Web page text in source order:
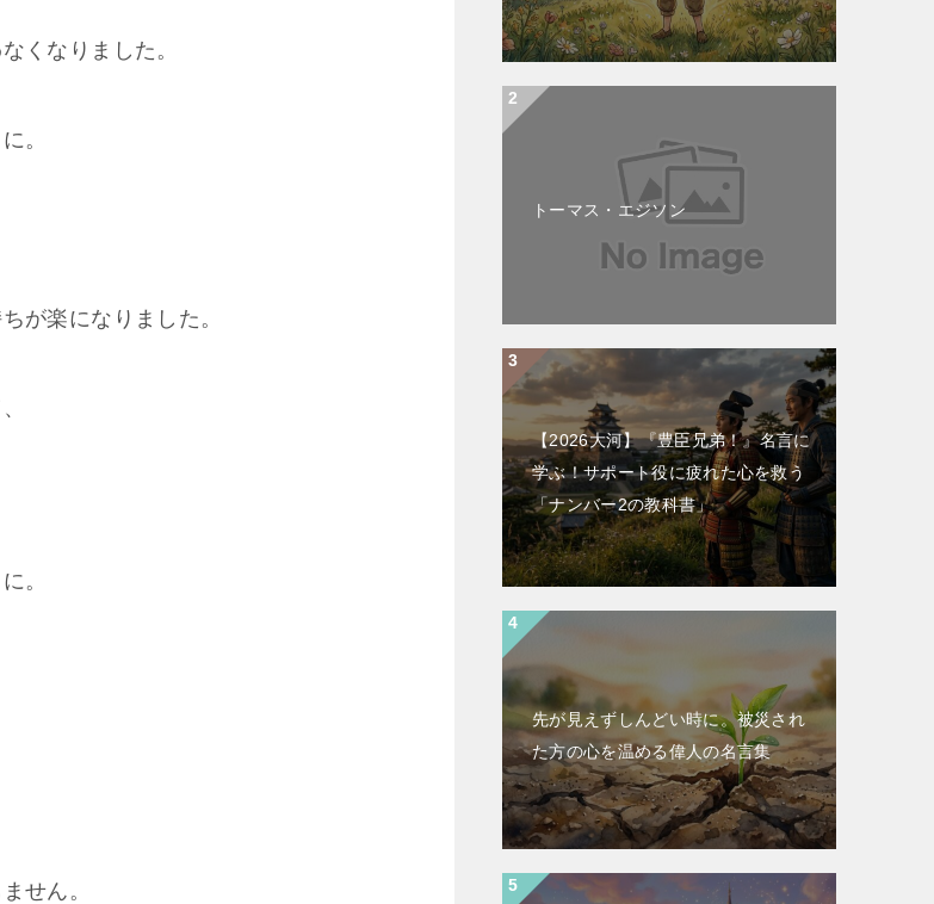
くなりました。
に。
が楽になりました。
に。
せん。
トーマス・エジソン
【2026大河】『豊臣兄弟！』名言に
学ぶ！サポート役に疲れた心を救う
「ナンバー2の教科書」
先が見えずしんどい時に。被災され
た方の心を温める偉人の名言集